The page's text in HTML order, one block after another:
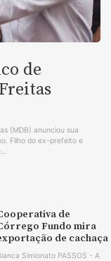
de
(MDB) anunciou sua
Filho do ex-prefeito e
de
Fundo mira
de cachaça
Simionato PASSOS - A